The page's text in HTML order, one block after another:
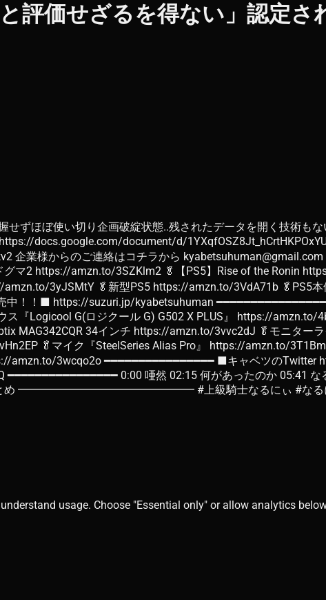
評価せざるを得ない」認定さ
ずほぼ使い切り企画破綻状態..残されたデータを開く技術も
docs.google.com/document/d/
企業様からのご連絡はコチラから
2 https://amzn.to/3SZKlm2 🥬【PS5】Rise of the Ronin
3yJSMtY 🥬新型PS5 https://amzn.to/3VdA71b 🥬PS5
！！■ https://suzuri.jp/kyabetsuhuman ━━━━━━━━━━━━━━━━
『Logicool G(ロジクール G) G502 X PLUS』 https://amzn.to/
MAG342CQR 34インチ https://amzn.to/3vvc2dJ 🥬モニター
🥬マイク『SteelSeries Alias Pro』 https://amzn.to/
amzn.to/3wcqo2o ━━━━━━━━━━━━━━━━ ■キャベツのTwitter
━━━━━━━━━━━━━━━━ 0:00 唖然 02:15 何があったのか 05:41 な
まとめ ━━━━━━━━━━━━━━━━ #上級騎士なるにぃ #なる
usage. Choose "Essential only" or allow analytics